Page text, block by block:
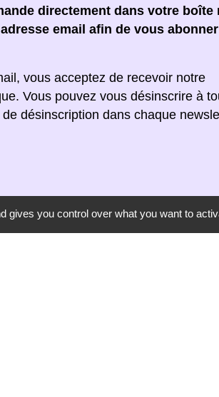
directement dans votre boîte
email afin de vous
vous acceptez de recevoir notre
Vous pouvez vous désinscrire à
désinscription dans chaque
gives you control over what you want to